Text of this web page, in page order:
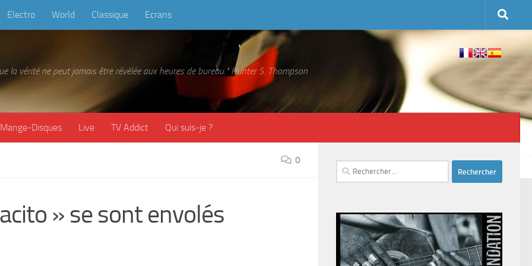
Electro World Classique Ecrans
la vérité ne peut jamais être révélée aux heures de bureau." Hunter S. Thompson
Mange-Disques Live TV Addict Qui suis-je ?
0
» se sont envolés
Rechercher :